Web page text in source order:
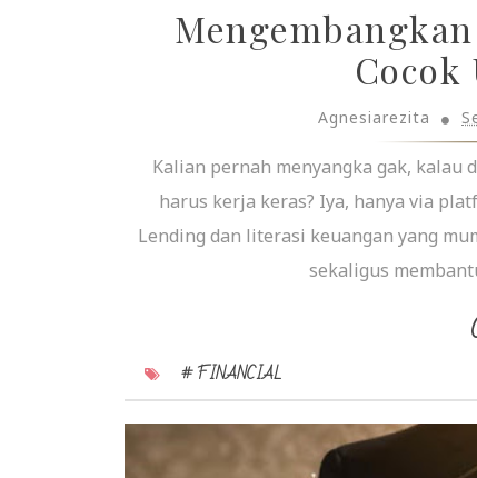
Cocok
Agnesiarezita
Kalian pernah menyangka gak, kalau
harus kerja keras? Iya, hanya via
Lending dan literasi keuangan yang
sekaligus
# FINANCIAL